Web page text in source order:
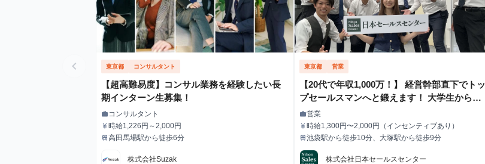
chevron_left 東京都 コンサルタント
【超高難易度】コンサル業務を経験したい長
期インターン生募集！
職種
work コンサルタント
給与
currency_yen時給1,226円～2,000円
最寄駅
train高田馬場駅から徒歩6分
株式会社Suzak
東京都 営業
【20代で年収1,000万！】 経営幹部直下でトッ
プセールスマンへと鍛えます！ 大学生から本
物の営業力を身につけて年収1,000万円目指し
てみませんか？ ※当社直結内定あり #学歴不
問 #未経験可 #1.2年生可 - 株式会社日本セール
スセンターの長期・有給インターンシップ
職種
work営業
給与
currency_yen時給1,300円〜2,000円（インセンティブあり）
最寄駅
train池袋駅から徒歩10分、大塚駅から徒歩9分
株式会社日本セールスセンター